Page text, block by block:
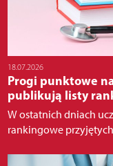
18.07.2026
Progi punktowe
publikują listy
W ostatnich dniach
rankingowe